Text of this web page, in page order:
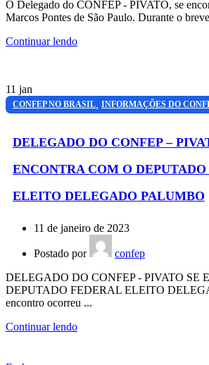
O Delegado do CONFEP - PIVATO, se
Marcos Pontes de São Paulo. Durante o
Continuar lendo
11 jan
CONFEP NO BRASIL, INFORMAÇÕES DO
DELEGADO DO CONFEP –
ENCONTRA COM O
ELEITO DELEGADO PALUMBO
11 de janeiro de 2023
Postado por
confep
DELEGADO DO CONFEP - PIVATO SE
DEPUTADO FEDERAL ELEITO
encontro ocorreu ...
Continuar lendo